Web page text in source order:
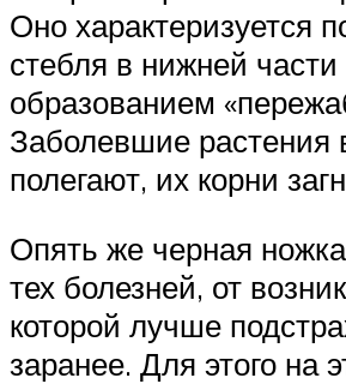
Оно характеризуется
стебля в нижней части
образованием
Заболевшие растения
полегают, их корни
Опять же черная
тех болезней, от
которой лучше
заранее. Для этого на